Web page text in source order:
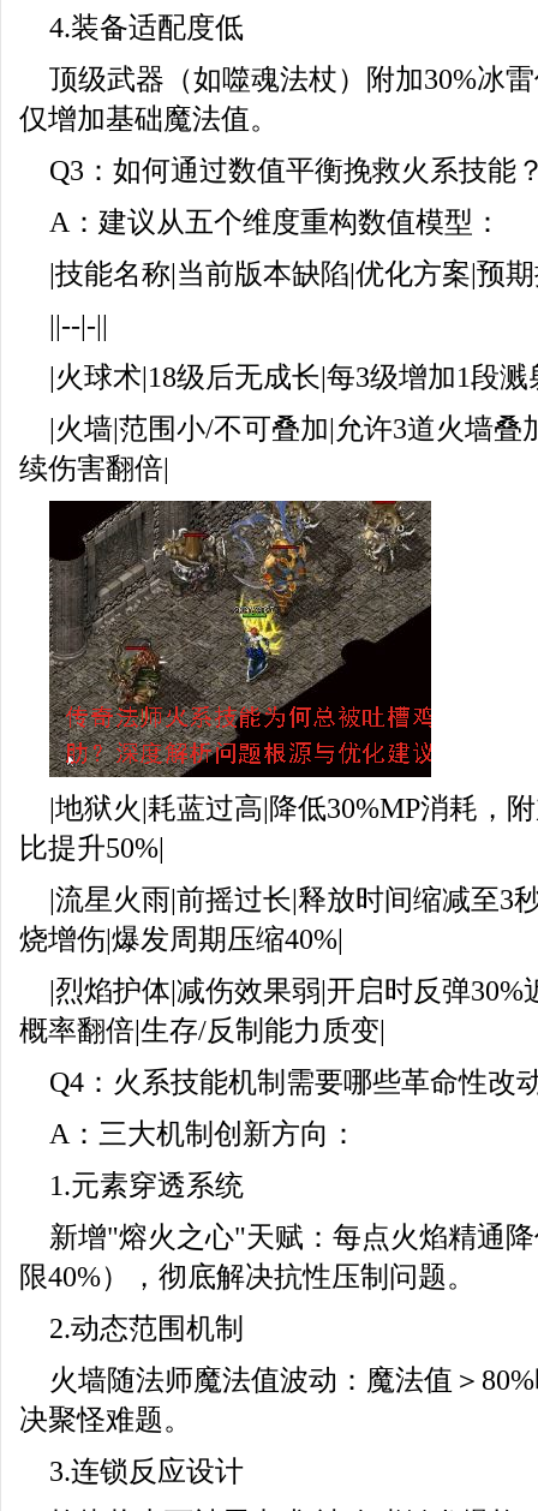
4.装备适配度低
顶级武器（如噬魂法杖）附加30%冰
仅增加基础魔法值。
Q3：如何通过数值平衡挽救火系技能
A：建议从五个维度重构数值模型：
|技能名称|当前版本缺陷|优化方案|预
||--|-||
|火球术|18级后无成长|每3级增加1段溅
|火墙|范围小/不可叠加|允许3道火墙叠
续伤害翻倍|
|地狱火|耗蓝过高|降低30%MP消耗，
比提升50%|
|流星火雨|前摇过长|释放时间缩减至3
烧增伤|爆发周期压缩40%|
|烈焰护体|减伤效果弱|开启时反弹
概率翻倍|生存/反制能力质变|
Q4：火系技能机制需要哪些革命性改
A：三大机制创新方向：
1.元素穿透系统
新增"熔火之心"天赋：每点火焰精通
限40%），彻底解决抗性压制问题。
2.动态范围机制
火墙随法师魔法值波动：魔法值＞
决聚怪难题。
3.连锁反应设计